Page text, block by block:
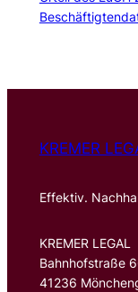
KREMER
Effektiv.
KREMER LEGAL
Bahnhofstraße
41236